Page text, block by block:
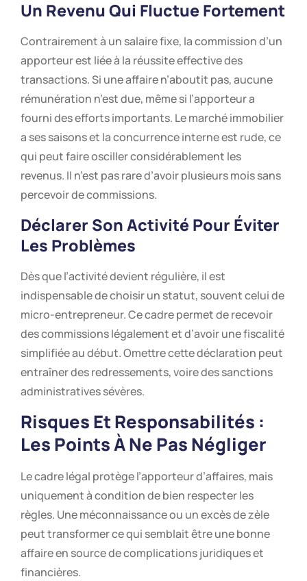
Un Revenu Qui Fluctue Fortement
Contrairement à un salaire fixe, la commission d’un
apporteur est liée à la réussite effective des
transactions. Si une affaire n’aboutit pas, aucune
rémunération n’est due, même si l’apporteur a
fourni des efforts importants. Le marché immobilier
a ses saisons et la concurrence interne est rude, ce
qui peut faire osciller considérablement les
revenus. Il n’est pas rare d’avoir plusieurs mois sans
percevoir de commissions.
Déclarer Son Activité Pour Éviter
Les Problèmes
Dès que l’activité devient régulière, il est
indispensable de choisir un statut, souvent celui de
micro-entrepreneur. Ce cadre permet de recevoir
des commissions légalement et d’avoir une fiscalité
simplifiée au début. Omettre cette déclaration peut
entraîner des redressements, voire des sanctions
administratives sévères.
Risques Et Responsabilités :
Les Points À Ne Pas Négliger
Le cadre légal protège l’apporteur d’affaires, mais
uniquement à condition de bien respecter les
règles. Une méconnaissance ou un excès de zèle
peut transformer ce qui semblait être une bonne
affaire en source de complications juridiques et
financières.